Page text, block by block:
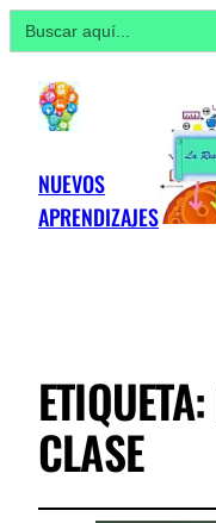
Buscar:
NUEVOS
APRENDIZAJES
ETIQUETA:
CLASE